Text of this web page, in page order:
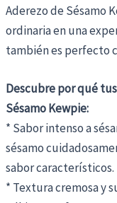
Aderezo de Sésamo
ordinaria en una
también es perfecto
Descubre por qué
Sésamo Kewpie:
* Sabor intenso a
sésamo
sabor característicos.
* Textura cremosa y